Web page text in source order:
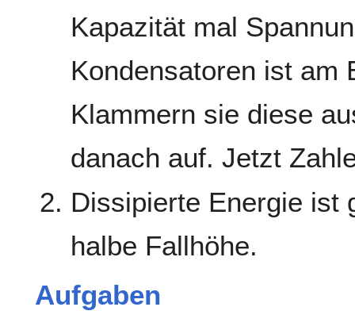
Kapazität mal
Kondensatoren ist am
Klammern sie diese
danach auf. Jetzt
Dissipierte Energie ist
halbe Fallhöhe.
Aufgaben